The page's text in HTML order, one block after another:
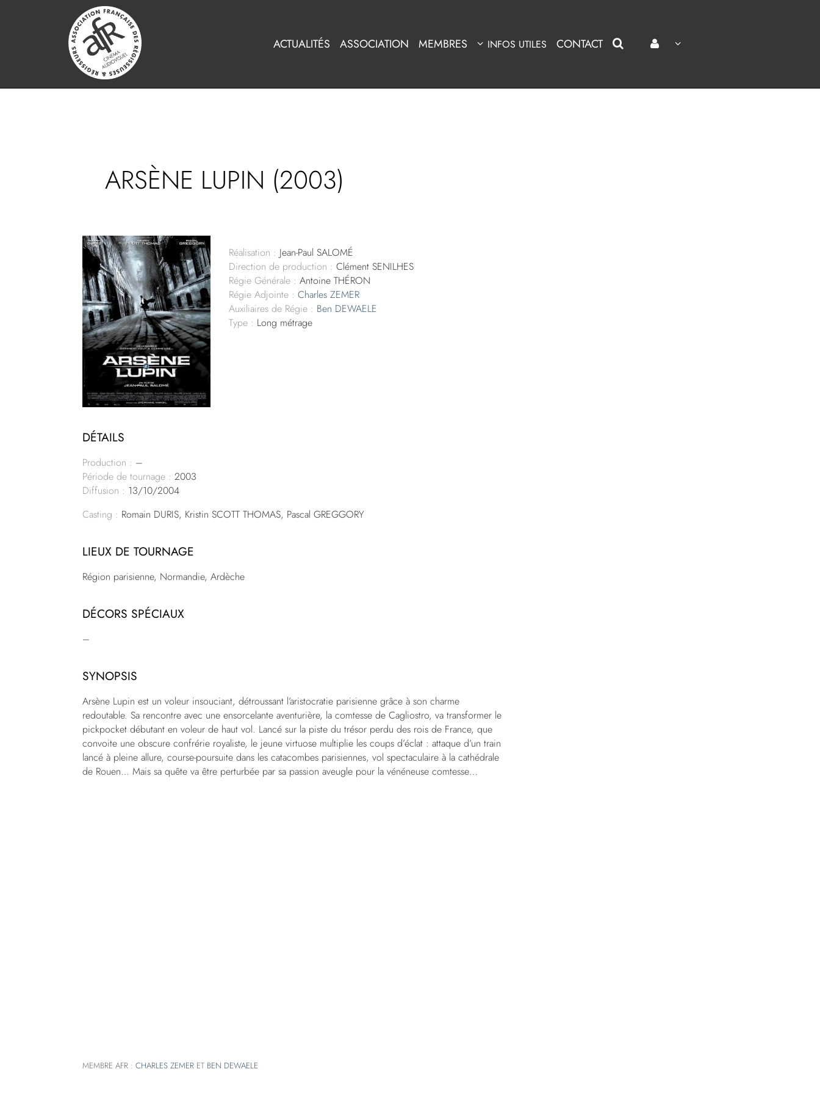
ACTUALITÉS ASSOCIATION MEMBRES INFOS UTILES CONTACT
ARSÈNE LUPIN (2003)
Réalisation : Jean-Paul SALOMÉ
Direction de production : Clément SENILHES
Régie Générale : Antoine THÉRON
Régie Adjointe : Charles ZEMER
Auxiliaires de Régie : Ben DEWAELE
Type : Long métrage
DÉTAILS
Production : –
Période de tournage : 2003
Diffusion : 13/10/2004
Casting : Romain DURIS, Kristin SCOTT THOMAS, Pascal GREGGORY
LIEUX DE TOURNAGE
Région parisienne, Normandie, Ardèche
DÉCORS SPÉCIAUX
–
SYNOPSIS
Arsène Lupin est un voleur insouciant, détroussant l’aristocratie parisienne grâce à son charme
redoutable. Sa rencontre avec une ensorcelante aventurière, la comtesse de Cagliostro, va transformer le
pickpocket débutant en voleur de haut vol. Lancé sur la piste du trésor perdu des rois de France, que
convoite une obscure confrérie royaliste, le jeune virtuose multiplie les coups d’éclat : attaque d’un train
lancé à pleine allure, course-poursuite dans les catacombes parisiennes, vol spectaculaire à la cathédrale
de Rouen… Mais sa quête va être perturbée par sa passion aveugle pour la vénéneuse comtesse…
MEMBRE AFR : CHARLES ZEMERET BEN DEWAELE